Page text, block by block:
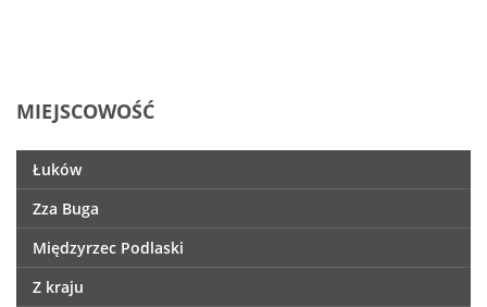
MIEJSCOWOŚĆ
Łuków
Zza Buga
Międzyrzec Podlaski
Z kraju